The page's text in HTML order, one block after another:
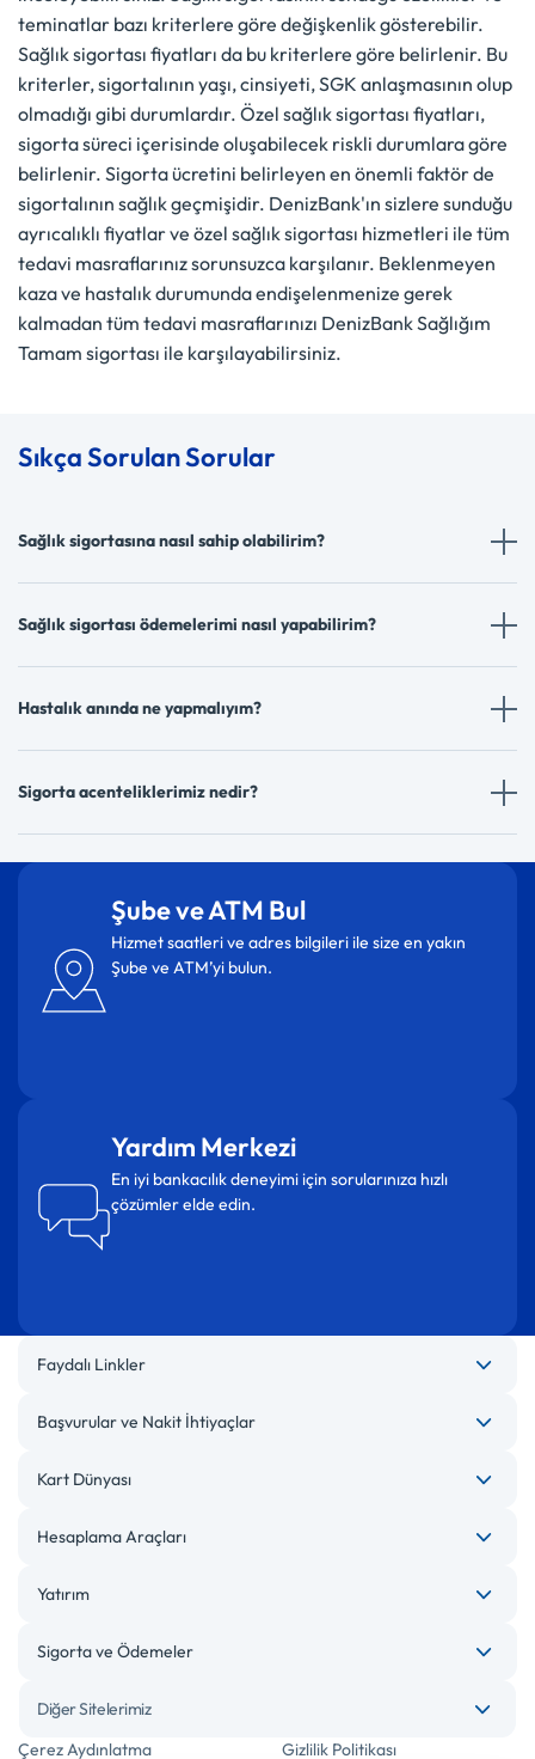
teminatlar bazı kriterlere göre değişkenlik gösterebilir.
Sağlık sigortası fiyatları da bu kriterlere göre belirlenir. Bu
kriterler, sigortalının yaşı, cinsiyeti, SGK anlaşmasının olup
olmadığı gibi durumlardır. Özel sağlık sigortası fiyatları,
sigorta süreci içerisinde oluşabilecek riskli durumlara göre
belirlenir. Sigorta ücretini belirleyen en önemli faktör de
sigortalının sağlık geçmişidir. DenizBank'ın sizlere sunduğu
ayrıcalıklı fiyatlar ve özel sağlık sigortası hizmetleri ile tüm
tedavi masraflarınız sorunsuzca karşılanır. Beklenmeyen
kaza ve hastalık durumunda endişelenmenize gerek
kalmadan tüm tedavi masraflarınızı DenizBank Sağlığım
Tamam sigortası ile karşılayabilirsiniz.
Sıkça Sorulan Sorular
Sağlık sigortasına nasıl sahip olabilirim?
Sağlık sigortası ödemelerimi nasıl yapabilirim?
Hastalık anında ne yapmalıyım?
Sigorta acenteliklerimiz nedir?
Şube ve ATM Bul
Hizmet saatleri ve adres bilgileri ile size en yakın
Şube ve ATM’yi bulun.
Yardım Merkezi
En iyi bankacılık deneyimi için sorularınıza hızlı
çözümler elde edin.
Faydalı Linkler
Başvurular ve Nakit İhtiyaçlar
Kart Dünyası
Hesaplama Araçları
Yatırım
Sigorta ve Ödemeler
Diğer Sitelerimiz
Çerez Aydınlatma
Gizlilik Politikası